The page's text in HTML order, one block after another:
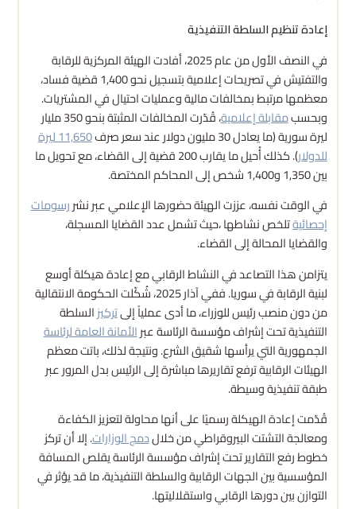
إعادة تنظيم السلطة التنفيذية
في النصف الأول من عام 2025، أفادت الهيئة المركزية للرقابة
والتفتيش في تصريحات إعلامية بتسجيل نحو 1,400 قضية فساد،
معظمها مرتبط بمخالفات مالية وعمليات احتيال في المشتريات.
وبحسبمقابلة إعلامية
، قُدّرت المخالفات المثبتة بنحو 350 مليار
ليرة سورية (ما يعادل 30 مليون دولار عند سعر صرف
11,650 ليرة
للدولار
). كذلك أُحيل ما يقارب 200 قضية إلى القضاء، مع تحويل ما
بين 1,350 و1,400 شخص إلى المحاكم المختصة.
في الوقت نفسه، عززت الهيئة حضورها الإعلامي عبر نشررسومات
إحصائيةتلخص نشاطها ،حيث تشمل عدد القضايا المسجلة،
والقضايا المحالة إلى القضاء.
يتزامن هذا التصاعد في النشاط الرقابي مع إعادة هيكلة أوسع
لبنية الرقابة في سوريا. ففي آذار 2025، شُكّلت الحكومة الانتقالية
من دون منصب رئيس للوزراء، ما أدى عملياً إلىتركيزالسلطة
التنفيذية تحت إشراف مؤسسة الرئاسة عبرالأمانة العامة لرئاسة
الجمهورية التي يرأسها شقيق الشرع. ونتيجة لذلك، باتت معظم
الهيئات الرقابية ترفع تقاريرها مباشرة إلى الرئيس بدل المرور عبر
طبقة تنفيذية وسيطة.
قُدّمت إعادة الهيكلة رسميًا على أنها محاولة لتعزيز الكفاءة
ومعالجة التشتت البيروقراطي من خلالدمج الوزارات. إلا أن تركز
خطوط رفع التقارير تحت إشراف مؤسسة الرئاسة يقلص المسافة
المؤسسية بين الجهات الرقابية والسلطة التنفيذية، ما قد يؤثر في
التوازن بين دورها الرقابي واستقلاليتها.